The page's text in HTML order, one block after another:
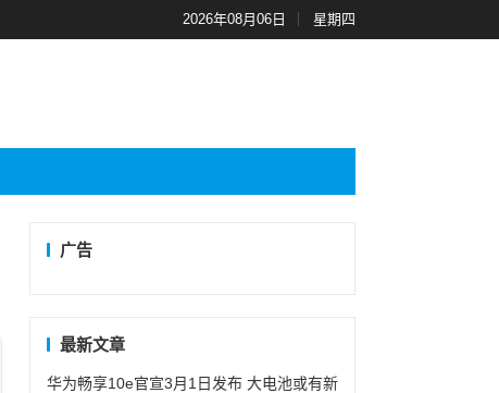
2026年08月06日 星期四
广告
最新文章
华为畅享10e官宣3月1日发布 大电池或有新